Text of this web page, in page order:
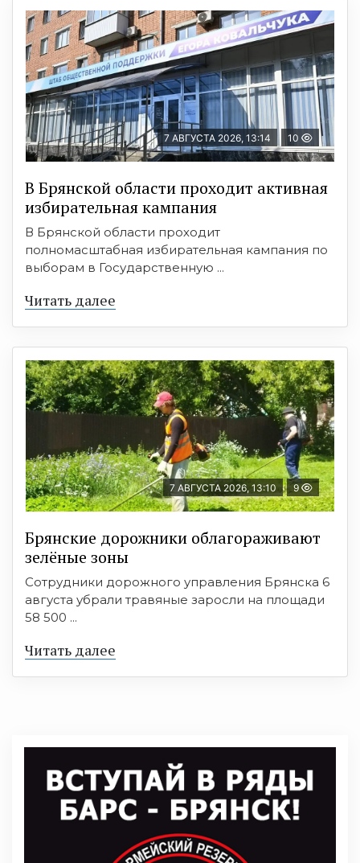
7 АВГУСТА 2026, 13:14 10
В Брянской области проходит активная
избирательная кампания
В Брянской области проходит
полномасштабная избирательная кампания по
выборам в Государственную ...
Читать далее
7 АВГУСТА 2026, 13:10 9
Брянские дорожники облагораживают
зелёные зоны
Сотрудники дорожного управления Брянска 6
августа убрали травяные заросли на площади
58 500 ...
Читать далее